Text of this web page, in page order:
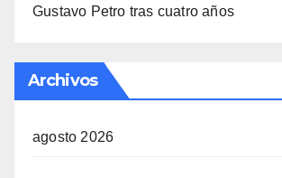
Gustavo Petro tras cuatro años
Archivos
agosto 2026